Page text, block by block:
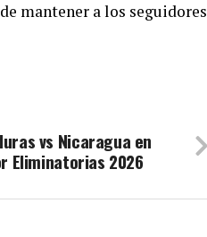
mantener a los seguidores
vs Nicaragua en
Eliminatorias 2026